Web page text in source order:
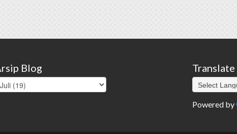
Blog Translate
Powered by